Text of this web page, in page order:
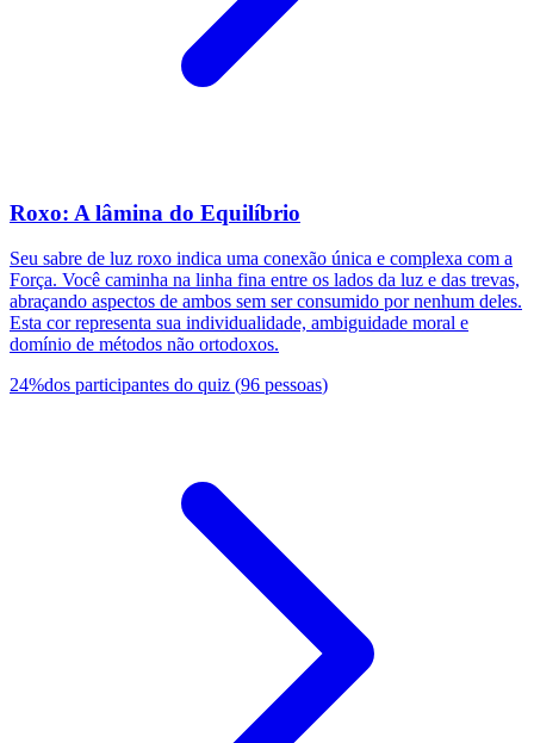
Roxo: A lâmina do Equilíbrio
Seu sabre de luz roxo indica uma conexão única e complexa com a
Força. Você caminha na linha fina entre os lados da luz e das trevas,
abraçando aspectos de ambos sem ser consumido por nenhum deles.
Esta cor representa sua individualidade, ambiguidade moral e
domínio de métodos não ortodoxos.
24%dos participantes do quiz (96 pessoas)